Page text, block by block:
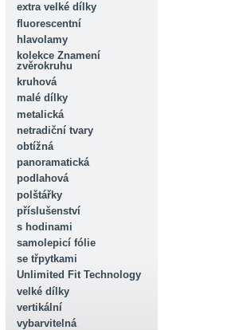
extra velké dílky
fluorescentní
hlavolamy
kolekce Znamení
zvěrokruhu
kruhová
malé dílky
metalická
netradiční tvary
obtížná
panoramatická
podlahová
polštářky
příslušenství
s hodinami
samolepicí fólie
se třpytkami
Unlimited Fit Technology
velké dílky
vertikální
vybarvitelná